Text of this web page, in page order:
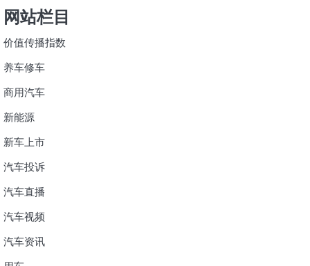
网站栏目
价值传播指数
养车修车
商用汽车
新能源
新车上市
汽车投诉
汽车直播
汽车视频
汽车资讯